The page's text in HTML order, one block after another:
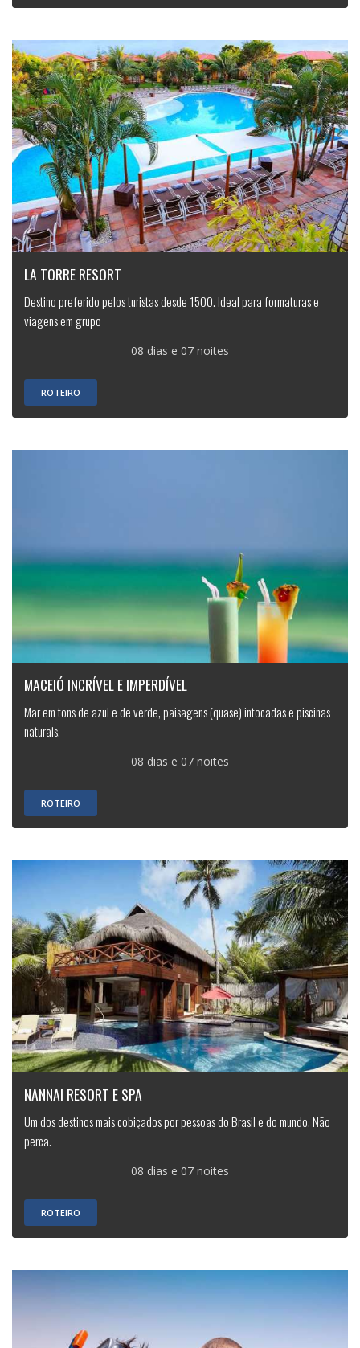
LA TORRE RESORT
Destino preferido pelos turistas desde 1500. Ideal para formaturas e
viagens em grupo
08 dias e 07 noites
ROTEIRO
MACEIÓ INCRÍVEL E IMPERDÍVEL
Mar em tons de azul e de verde, paisagens (quase) intocadas e piscinas
naturais.
08 dias e 07 noites
ROTEIRO
NANNAI RESORT E SPA
Um dos destinos mais cobiçados por pessoas do Brasil e do mundo. Não
perca.
08 dias e 07 noites
ROTEIRO